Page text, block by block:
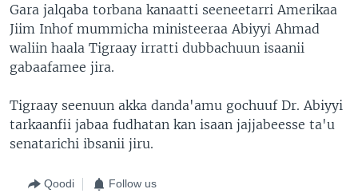
Gara jalqaba torbana kanaatti seeneetarri Amerikaa
Jiim Inhof mummicha ministeeraa Abiyyi Ahmad
waliin haala Tigraay irratti dubbachuun isaanii
gabaafamee jira.
Tigraay seenuun akka danda'amu gochuuf Dr. Abiyyi
tarkaanfii jabaa fudhatan kan isaan jajjabeesse ta'u
senatarichi ibsanii jiru.
Qoodi Follow us